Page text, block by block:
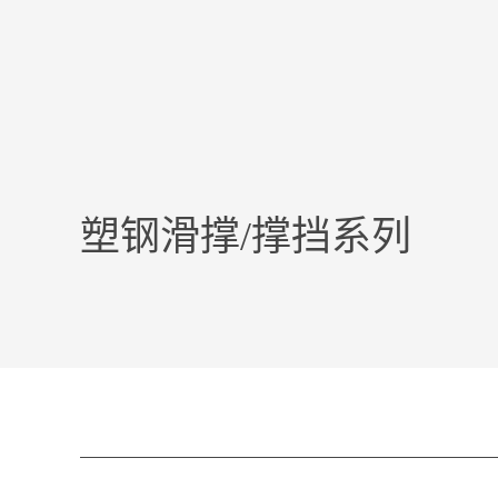
塑钢滑撑/撑挡系列